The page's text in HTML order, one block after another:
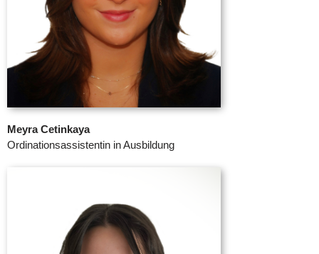
Meyra Cetinkaya
Ordinationsassistentin in Ausbildung